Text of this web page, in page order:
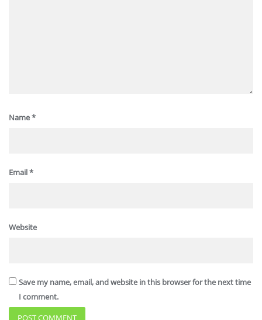
Name*
Email*
Website
Save my name, email, and website in this browser for the next time
I comment.